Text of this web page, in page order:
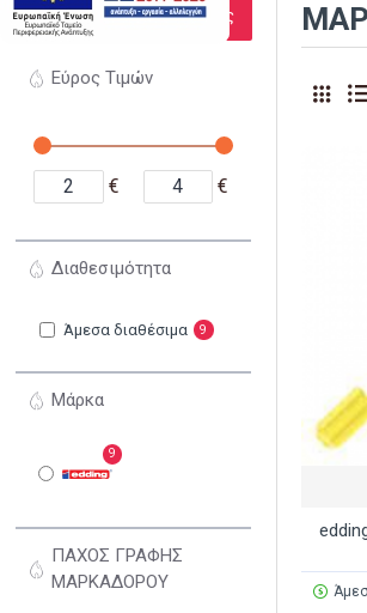
ΦΊΛΤΡΑ Καθαρισμός
Εύρος Τιμών
€ €
Μάρκα
9
ΠΑΧΟΣ ΓΡΑΦΗΣ
ΜΑΡΚΑΔΟΡΟΥ
Διαθεσιμότητα
Άμεσα διαθέσιμα 9